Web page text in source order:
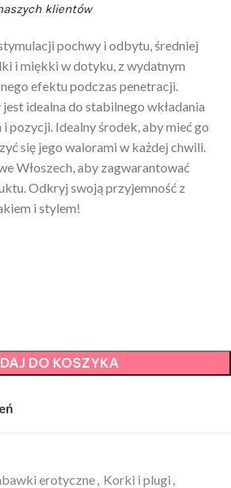
klientów
pochwy i odbytu, średniej
i miękki w dotyku, z wydatnym
efektu podczas penetracji.
idealna do stabilnego wkładania
pozycji. Idealny środek, aby mieć go
się jego walorami w każdej chwili.
Włoszech, aby zagwarantować
Odkryj swoją przyjemność z
i stylem!
DO KOSZYKA
erotyczne, Korki i plugi ,